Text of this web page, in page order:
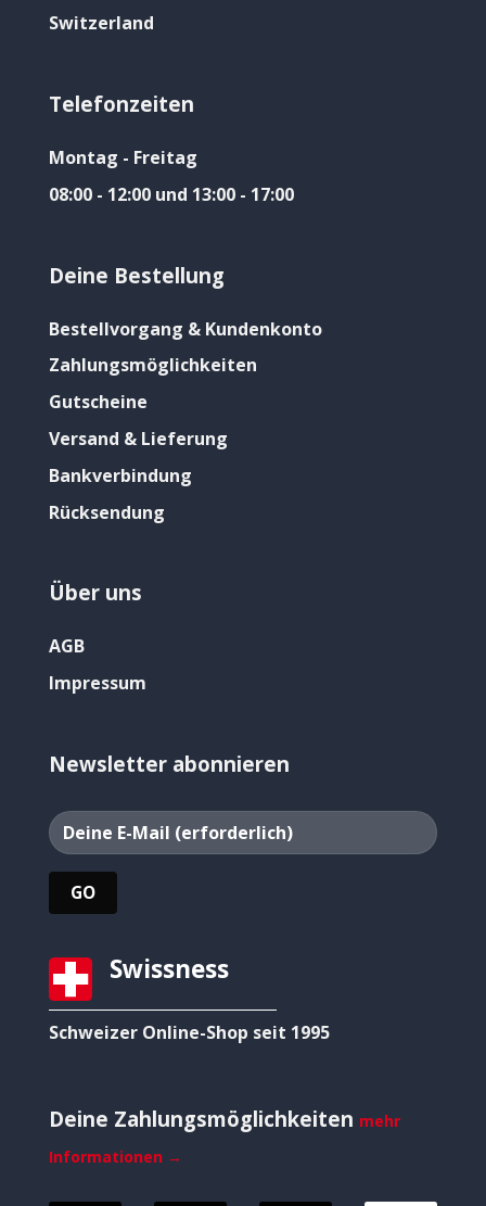
Switzerland
Telefonzeiten
Montag - Freitag
08:00 - 12:00 und 13:00 - 17:00
Deine Bestellung
Bestellvorgang & Kundenkonto
Zahlungsmöglichkeiten
Gutscheine
Versand & Lieferung
Bankverbindung
Rücksendung
Über uns
AGB
Impressum
Newsletter abonnieren
Swissness
Schweizer Online-Shop seit 1995
Deine Zahlungsmöglichkeiten mehr
Informationen →